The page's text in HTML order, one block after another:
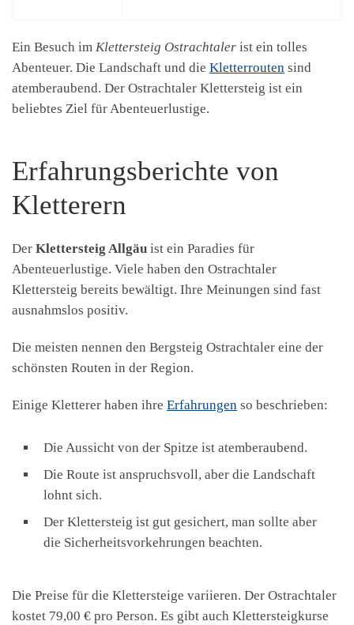
Ein Besuch im Klettersteig Ostrachtaler ist ein tolles
Abenteuer. Die Landschaft und die Kletterrouten sind
atemberaubend. Der Ostrachtaler Klettersteig ist ein
beliebtes Ziel für Abenteuerlustige.
Erfahrungsberichte von
Kletterern
Der Klettersteig Allgäu ist ein Paradies für
Abenteuerlustige. Viele haben den Ostrachtaler
Klettersteig bereits bewältigt. Ihre Meinungen sind fast
ausnahmslos positiv.
Die meisten nennen den Bergsteig Ostrachtaler eine der
schönsten Routen in der Region.
Einige Kletterer haben ihre Erfahrungen so beschrieben:
Die Aussicht von der Spitze ist atemberaubend.
Die Route ist anspruchsvoll, aber die Landschaft
lohnt sich.
Der Klettersteig ist gut gesichert, man sollte aber
die Sicherheitsvorkehrungen beachten.
Die Preise für die Klettersteige variieren. Der Ostrachtaler
kostet 79,00 € pro Person. Es gibt auch Klettersteigkurse